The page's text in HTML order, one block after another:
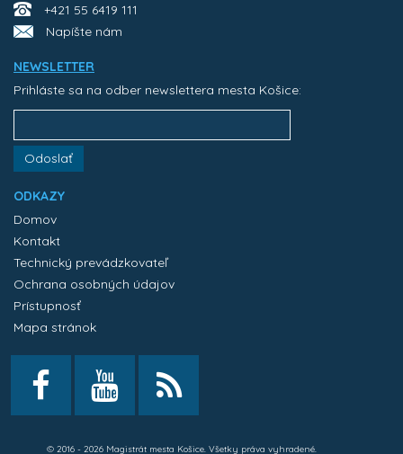
+421 55 6419 111
Napíšte nám
NEWSLETTER
Prihláste sa na odber newslettera mesta Košice:
Odoslať
ODKAZY
Domov
Kontakt
Technický prevádzkovateľ
Ochrana osobných údajov
Prístupnosť
Mapa stránok
© 2016 - 2026 Magistrát mesta Košice. Všetky práva vyhradené.